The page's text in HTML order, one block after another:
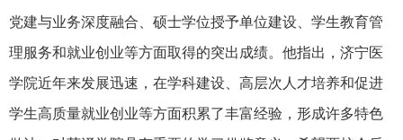
党建与业务深度融合、硕士学位授予单位建设、学生教育管
理服务和就业创业等方面取得的突出成绩。他指出，济宁医
学院近年来发展迅速，在学科建设、高层次人才培养和促进
学生高质量就业创业等方面积累了丰富经验，形成许多特色